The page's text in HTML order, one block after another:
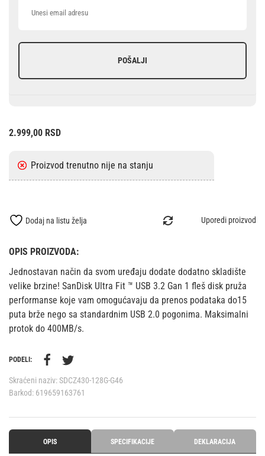
2.999,00 RSD
POŠALJI
OPIS PROIZVODA:
Jednostavan način da svom uređaju dodate dodatno skladište
velike brzine! SanDisk Ultra Fit ™ USB 3.2 Gan 1 fleš disk pruža
performanse koje vam omogućavaju da prenos podataka do15
puta brže nego sa standardnim USB 2.0 pogonima. Maksimalni
protok do 400MB/s.
Dodaj na listu želja Uporedi proizvod
PODELI:
Skraćeni naziv:SDCZ430-128G-G46
Barkod: 619659163761
OPIS SPECIFIKACIJE DEKLARACIJA